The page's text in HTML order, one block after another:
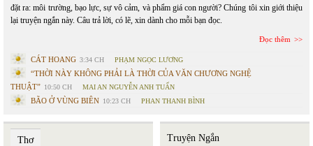
đặt ra: môi trường, bạo lực, sự vô cảm, và phẩm giá con người? Chúng tôi xin giới thiệu
lại truyện ngắn này. Câu trả lời, có lẽ, xin dành cho mỗi bạn đọc.
Đọc thêm
CÁT HOANG 3:34 CH PHẠM NGỌC LƯƠNG
“THỜI NÀY KHÔNG PHẢI LÀ THỜI CỦA VĂN CHƯƠNG NGHỆ
THUẬT” 10:50 CH MAI AN NGUYỄN ANH TUẤN
BÃO Ở VÙNG BIÊN 10:23 CH PHAN THANH BÌNH
Thơ Truyện Ngắn